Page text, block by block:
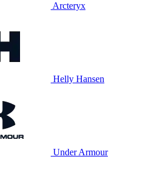
Arcteryx
Helly Hansen
Under Armour